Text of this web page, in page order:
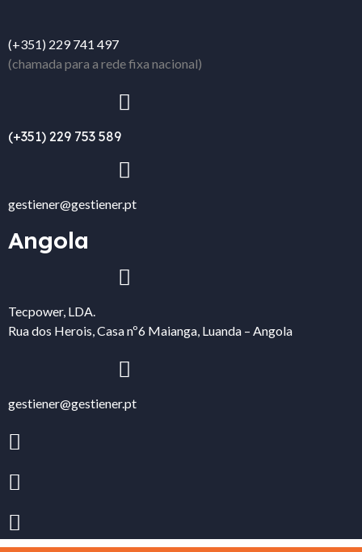
(+351) 229 741 497
(chamada para a rede fixa nacional)
(+351) 229 753 589
gestiener@gestiener.pt
Angola
Tecpower, LDA.
Rua dos Herois, Casa nº6 Maianga, Luanda – Angola
gestiener@gestiener.pt